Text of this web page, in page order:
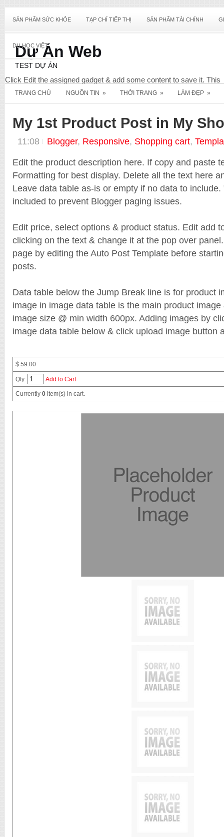
SẢN PHẨM SỨC KHỎE TẠP CHÍ TIẾP THỊ SẢN PHẨM TÀI CHÍNH
DU HỌC VIỆT
Dự Án Web
TEST DỰ ÁN
Click Edit the assigned gadget & add some content to save it. This
content will not display & only required for this widget to register
your Blog. View screenshot below for reference.
Blogger
E-commerce
EDU
Responsive
Shopping cart
Thuong Hieu Web
Shop Old
TRANG CHỦ NGUỒN TIN » THỜI TRANG » LÀM ĐẸP »
My 1st Product Post in My
11:08 Blogger, Responsive, Shopping cart,
Edit the product description here. If copy and paste
Formatting for best display. Delete all the text here
Leave data table as-is or empty if no data to
included to prevent Blogger paging issues.
Edit price, select options & product status. Edit add
clicking on the text & change it at the pop over
page by editing the Auto Post Template before
posts.
Data table below the Jump Break line is for product
image in image data table is the main product
image size @ min width 600px. Adding images by
image data table below & click upload image button
$ 59.00
Qty: Add to Cart
Currently 0 item(s) in cart.